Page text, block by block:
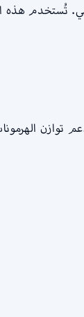
تُستخدم هذه
توازن